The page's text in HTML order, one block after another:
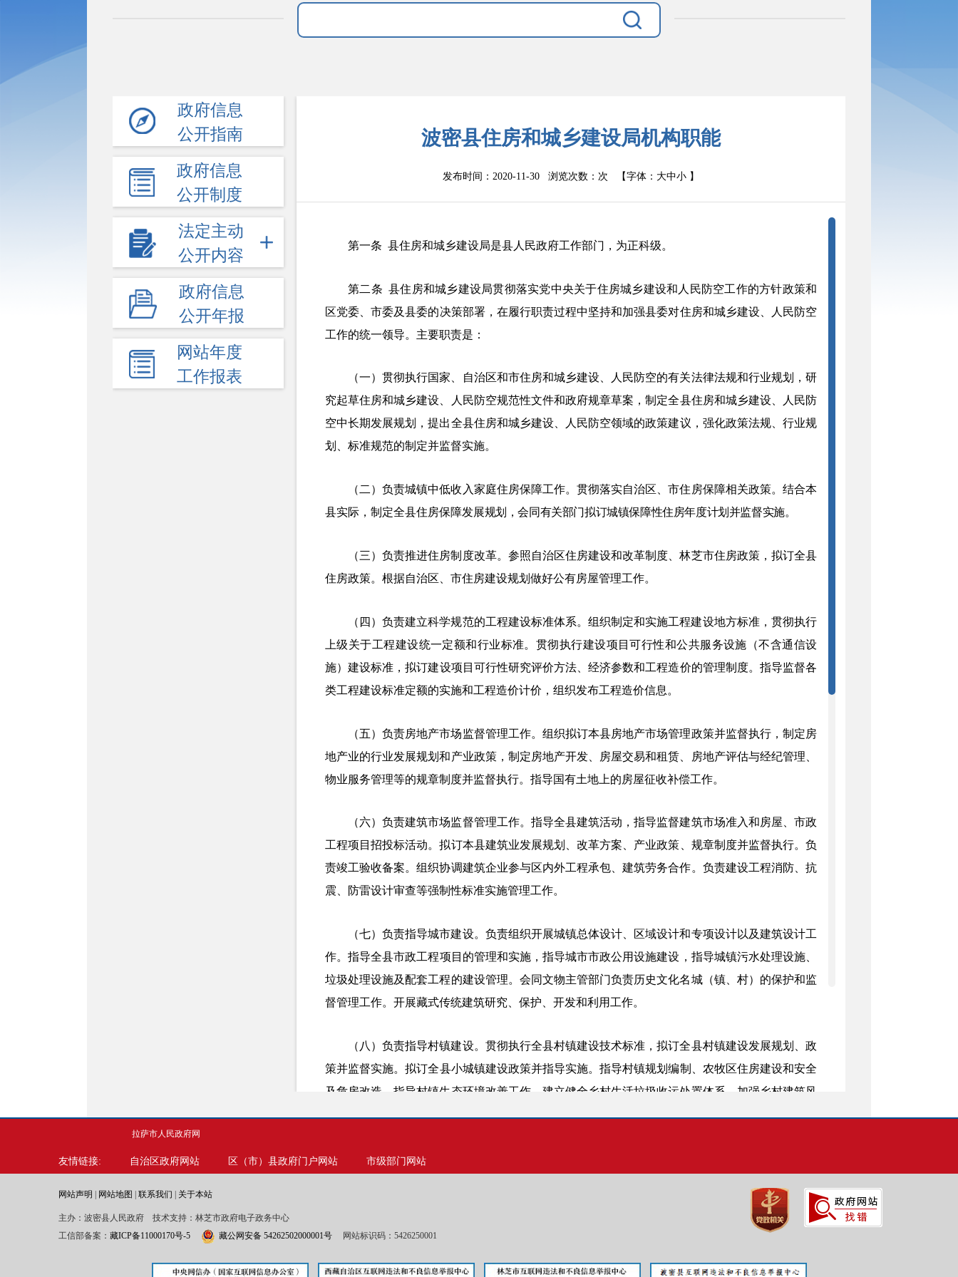
政府信息
公开指南
政府信息
公开制度
法定主动
公开内容
政府信息
公开年报
网站年度
工作报表
波密县住房和城乡建设局机构职能
发布时间：2020-11-30 浏览次数： 次 【字体： 大中小 】
第一条 县住房和城乡建设局是县人民政府工作部门，为正科级。
第二条 县住房和城乡建设局贯彻落实党中央关于住房城乡建设和人民防空工作的方针政策和
区党委、市委及县委的决策部署，在履行职责过程中坚持和加强县委对住房和城乡建设、人民防空
工作的统一领导。主要职责是：
（一）贯彻执行国家 、自治区和市住房和城乡建设 、人民防空的有关法律法规和行业规划
，研
究起草住房和城乡建设 、人民防空规范性文件和政府规章草案 ，制定全县住房和城乡建设、人民防
空中长期发展规划，提出全县住房和城乡建设 、人民防空领域的政策建议 ，强化政策法规、行业规
划、标准规范的制定并监督实施。
（二）负责城镇中低收入家庭住房保障工作。 贯彻落实自治区、市住房保障相关政策。 结合本
县实际， 制定全县住房保障发展规划，会同有关部门拟订城镇保障性住房年度计划并监督实施。
（三）负责推进住房制度改革。 参照自治区住房建设和改革制度、林芝市住房政策， 拟订全县
住房政策。根据自治区、市住房建设规划做好公有房屋管理工作。
（四）负责建立科学规范的工程建设标准体系。组织制定和实施工程建设地方标准， 贯彻执行
上级关于工程建设统一定额和行业标准。 贯彻执行建设项目可行性和公共服务设施（不含通信设
施）建设标准，拟订建设项目可行性研究评价方法、经济参数和工程造价的管理制度。 指导监督各
类工程建设标准定额的实施和工程造价计价，组织发布工程造价信息。
（五）负责房地产市场监督管理工作。组织拟订本县房地产市场管理政策并监督执行，制定房
地产业的行业发展规划和产业政策，制定房地产开发、房屋交易和租赁、房地产评估与经纪管理、
物业服务管理等的规章制度并监督执行。指导国有土地上的房屋征收补偿工作。
（六）负责建筑市场监督管理工作。指导全县建筑活动，指导监督建筑市场准入和房屋、市政
工程项目招投标活动。拟订本县建筑业发展规划、改革方案、产业政策 、规章制度并监督执行。负
责竣工验收备案。组织协调建筑企业参与区内外工程承包、建筑劳务合作。 负责建设工程消防、抗
震、防雷设计审查等强制性标准实施管理工作。
（七）负责指导城市建设。负责组织开展城镇总体设计、 区域设计和专项设计以及建筑设计工
作。指导全县市政工程项目的管理和实施，指导城市市政公用设施建设 ， 指导城镇污水处理设施、
垃圾处理设施及配套工程的建设管理。会同文物主管部门负责历史文化名城（镇、村）的保护和监
督管理工作。开展藏式传统建筑研究、保护、开发和利用工作。
（八）负责指导村镇建设。 贯彻执行全县村镇建设技术标准，拟订全县村镇建设发展规划、政
策并监督实施。拟订全县小城镇建设政策并指导实施。指导村镇规划编制、 农牧区住房建设和安全
及危房改造。指导村镇生态环境改善工作，建立健全乡村生活垃圾收运处置体系。加强乡村建筑风
（九）负责建筑工程质量安全监督管理工作。负责行业质量管理工作。
防灾减灾的综合管理。组织或参与房屋建筑和市政工程质量、
（十）负责推进行业科技发展和建筑节能、减排工作。会同有关部门拟订行业科技发展规划和
拉萨市人民政府网
友情链接: 自治区政府网站 区（市）县政府门户网站 市级部门网站
网站声明 网站地图 联系我们 关于本站
主办：波密县人民政府 技术支持：林芝市政府电子政务中心
工信部备案： 藏ICP备11000170号-5 藏公网安备 54262502000001号 网站标识码：5426250001